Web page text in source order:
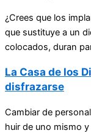
¿Crees que los
que sustituye a un
colocados, duran
La Casa de los
disfrazarse
Cambiar de
huir de uno mismo